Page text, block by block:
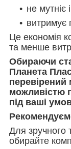
не мутніє
витримує
Це економія
та менше
Обираючи
Планета
перевірений
можливістю
під ваші
Для зручного
обирайте